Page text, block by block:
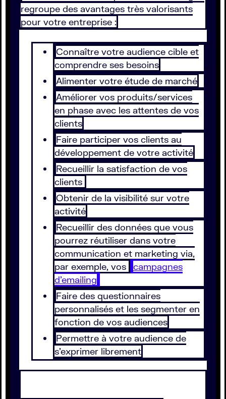
regroupe des avantages très valorisants
pour votre entreprise :
Connaître votre audience cible et
comprendre ses besoins
Alimenter votre étude de marché
Améliorer vos produits/services
en phase avec les attentes de vos
clients
Faire participer vos clients au
développement de votre activité
Recueillir la satisfaction de vos
clients
Obtenir de la visibilité sur votre
activité
Recueillir des données que vous
pourrez réutiliser dans votre
communication et marketing via,
par exemple, vos
campagnes
d’emailing
Faire des questionnaires
personnalisés et les segmenter en
fonction de vos audiences
Permettre à votre audience de
s’exprimer librement